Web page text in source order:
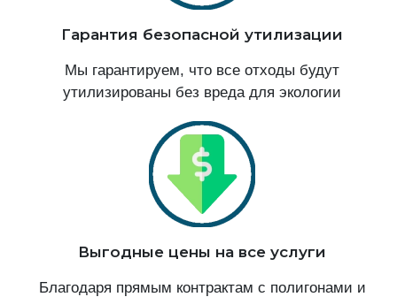
Гарантия безопасной утилизации
Мы гарантируем, что все отходы будут
утилизированы без вреда для экологии
Выгодные цены на все услуги
Благодаря прямым контрактам с полигонами и